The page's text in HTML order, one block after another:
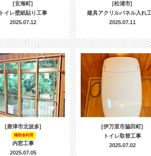
[玄海町]
トイレ壁紙貼り工事
2025.07.12
[松浦市]
建具アクリルパネル入れ
2025.07.11
[唐津市北波多]
補助金利用
内窓工事
2025.07.05
[伊万里市脇田町]
トイレ取替工事
2025.07.02